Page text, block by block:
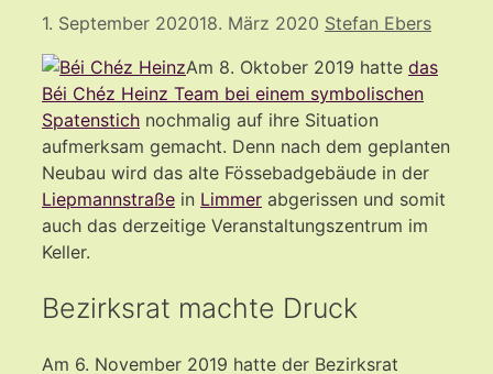
1. September 202018. März 2020 Stefan Ebers
Am 8. Oktober 2019 hatte das
Béi Chéz Heinz Team bei einem symbolischen
Spatenstich nochmalig auf ihre Situation
aufmerksam gemacht. Denn nach dem geplanten
Neubau wird das alte Fössebadgebäude in der
Liepmannstraße in Limmer abgerissen und somit
auch das derzeitige Veranstaltungszentrum im
Keller.
Bezirksrat machte Druck
Am 6. November 2019 hatte der Bezirksrat